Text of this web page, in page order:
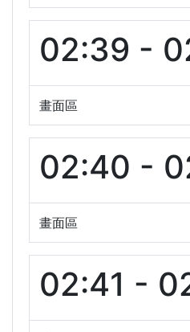
02:39 -
畫面區
02:40 -
畫面區
02:41 -